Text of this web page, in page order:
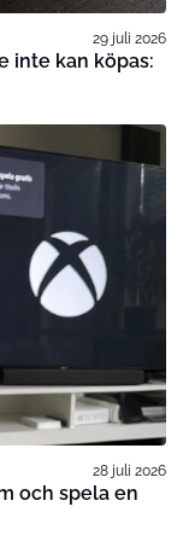
29 juli 2026
inte kan köpas:
28 juli 2026
och spela en